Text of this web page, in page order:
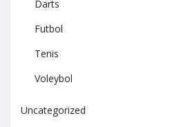
Darts
Futbol
Tenis
Voleybol
Uncategorized